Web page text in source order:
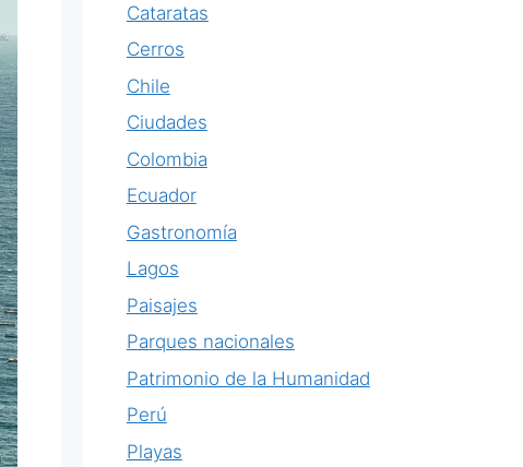
Cataratas
Cerros
Chile
Ciudades
Colombia
Ecuador
Gastronomía
Lagos
Paisajes
Parques nacionales
Patrimonio de la Humanidad
Perú
Playas